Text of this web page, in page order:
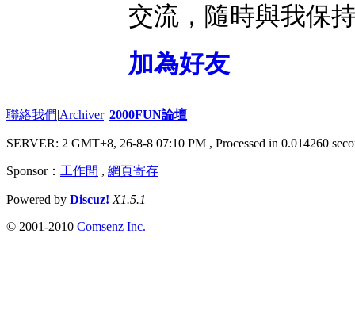
交流，隨時與我保
加為好友
聯絡我們|Archiver| 2000FUN論壇
SERVER: 2 GMT+8, 26-8-8 07:10 PM , Processed in 0.014260
Sponsor： 工作間 , 網頁寄存
Powered by Discuz! X1.5.1
© 2001-2010 Comsenz Inc.